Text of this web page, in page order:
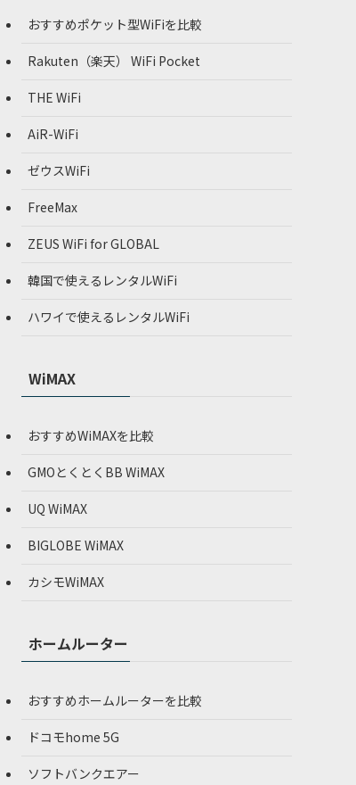
おすすめポケット型WiFiを比較
Rakuten（楽天） WiFi Pocket
THE WiFi
AiR-WiFi
ゼウスWiFi
FreeMax
ZEUS WiFi for GLOBAL
韓国で使えるレンタルWiFi
ハワイで使えるレンタルWiFi
WiMAX
おすすめWiMAXを比較
GMOとくとくBB WiMAX
UQ WiMAX
BIGLOBE WiMAX
カシモWiMAX
ホームルーター
おすすめホームルーターを比較
ドコモhome 5G
ソフトバンクエアー